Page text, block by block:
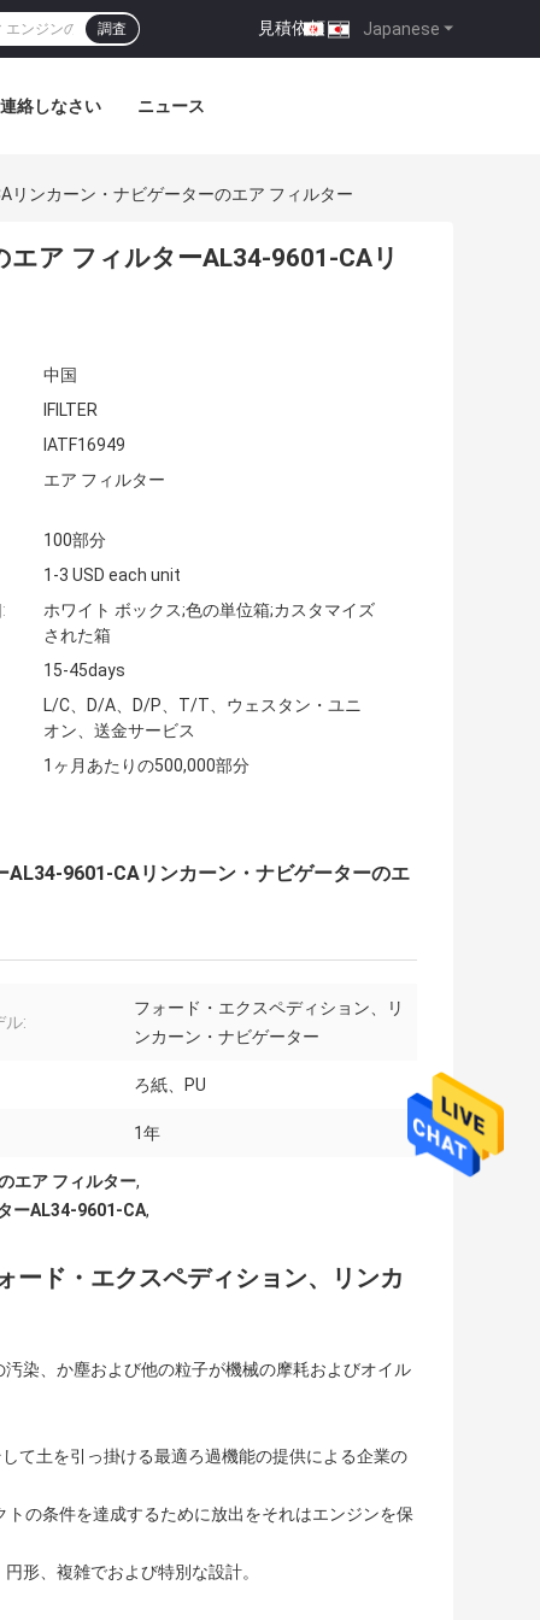
Japanese
見積依頼 |
調査
絡しなさい ニュース
ンカーン・ナビゲーターのエア フィルター
ア フィルターAL34-9601-CAリ
中国
IFILTER
IATF16949
エア フィルター
100部分
1-3 USD each unit
ホワイト ボックス;色の単位箱;カスタマイズ
された箱
15-45days
L/C、D/A、D/P、T/T、ウェスタン・ユニ
オン、送金サービス
1ヶ月あたりの500,000部分
9601-CAリンカーン・ナビゲーターのエ
ル:
フォード・エクスペディション、リ
ンカーン・ナビゲーター
ろ紙、PU
1年
エア フィルター,
ーAL34-9601-CA,
ード・エクスペディション、リンカ
染、か塵および他の粒子が機械の摩耗およびオイル
て土を引っ掛ける最適ろ過機能の提供による企業の
の条件を達成するために放出をそれはエンジンを保
形、複雑でおよび特別な設計。